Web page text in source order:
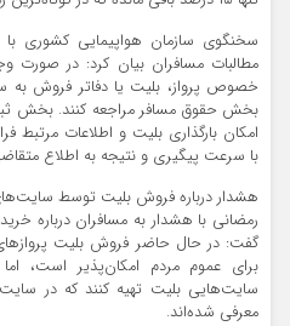
سخنگوی سازمان هواپیمایی کشوری با
مطالبات مسافران بیان کرد: در صورت
خصوص پرواز، بلیت یا دفاتر فروش به
بخش حقوق مسافر مراجعه کنند. بخش
امکان بارگذاری بلیت و اطلاعات
با سرعت پیگیری و نتیجه به اطلاع
هشدار درباره فروش بلیت توسط
رمضانی با هشدار به مسافران درباره
گفت: در حال حاضر فروش بلیت
برای عموم مردم امکان‌پذیر است،
سایت‌هایی بلیت تهیه کنند که در
معرفی شده‌اند.